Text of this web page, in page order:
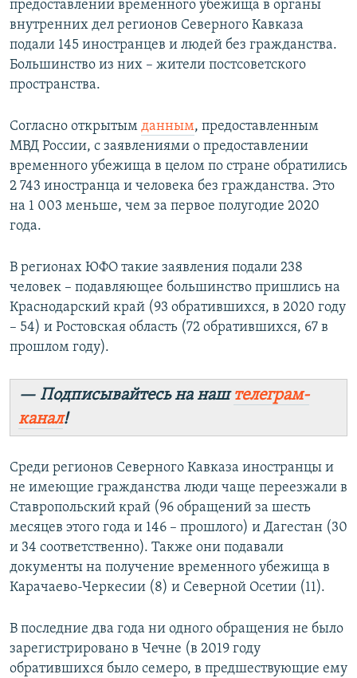
предоставлении временного убежища в органы
внутренних дел регионов Северного Кавказа
подали 145 иностранцев и людей без гражданства.
Большинство из них – жители постсоветского
пространства.
Согласно открытым данным, предоставленным
МВД России, с заявлениями о предоставлении
временного убежища в целом по стране обратились
2 743 иностранца и человека без гражданства. Это
на 1 003 меньше, чем за первое полугодие 2020
года.
В регионах ЮФО такие заявления подали 238
человек – подавляющее большинство пришлись на
Краснодарский край (93 обратившихся, в 2020 году
– 54) и Ростовская область (72 обратившихся, 67 в
прошлом году).
— Подписывайтесь на наштелеграм-
канал!
Среди регионов Северного Кавказа иностранцы и
не имеющие гражданства люди чаще переезжали в
Ставропольский край (96 обращений за шесть
месяцев этого года и 146 – прошлого) и Дагестан (30
и 34 соответственно). Также они подавали
документы на получение временного убежища в
Карачаево-Черкесии (8) и Северной Осетии (11).
В последние два года ни одного обращения не было
зарегистрировано в Чечне (в 2019 году
обратившихся было семеро, в предшествующие ему